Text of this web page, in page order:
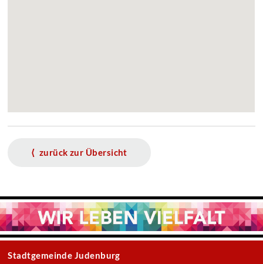
⟨ zurück zur Übersicht
Stadtgemeinde Judenburg